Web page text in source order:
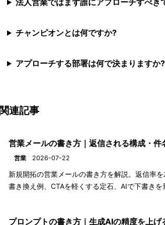
法人営業ではまず誰にアプローチすべき
チャンピオンとは何ですか?
アプローチする部署は何で決まりますか?
関連記事
営業メールの書き方｜返信される構成・
営業 2026-07-22
新規開拓の営業メールの書き方を解説。返信率
書き換え例、CTAを軽くする定石、AIで下書き
プロンプトの書き方｜生成AIの精度を上